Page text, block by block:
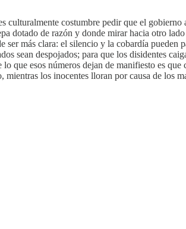
culturalmente costumbre pedir que el gobierno
dotado de razón y donde mirar hacia otro
más clara: el silencio y la cobardía pueden
sean despojados; para que los disidentes
que esos números dejan de manifiesto es que
los inocentes lloran por causa de los